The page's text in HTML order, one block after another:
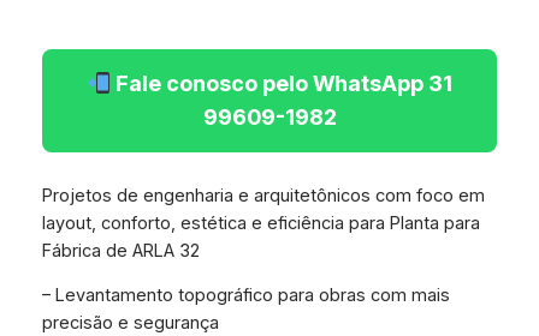
Fale conosco pelo WhatsApp 31
99609-1982
Projetos de engenharia e arquitetônicos com foco em
layout, conforto, estética e eficiência para Planta para
Fábrica de ARLA 32
– Levantamento topográfico para obras com mais
precisão e segurança